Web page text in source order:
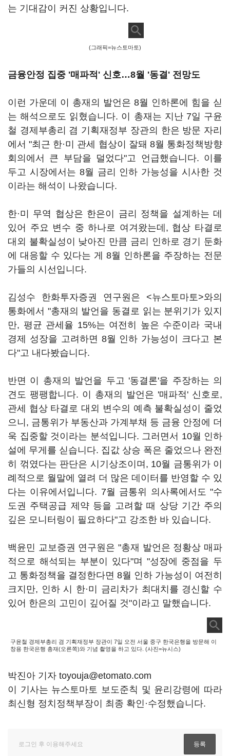
는 기대감이 커진 상황입니다.
(그래픽=뉴스토마토)
금융안정 집중 '매파적' 신호…8월 '동결' 전망도
이런 가운데 이 총재의 발언은 8월 인하론에 힘을 싣
는 해석으로도 읽혔습니다. 이 총재는 지난 7일 구윤
철 경제부총리 겸 기획재정부 장관의 한은 방문 자리
에서 "최근 한·미 관세 협상이 잘돼 8월 통화정책방향
회의에서 큰 부담을 덜었다"고 언급했습니다. 이를
두고 시장에서는 8월 금리 인하 가능성을 시사한 것
이라는 해석이 나왔습니다.
한·미 무역 협상은 한은이 금리 정책을 설계하는 데
있어 주요 변수 중 하나로 여겨왔는데, 협상 타결로
대외 불확실성이 낮아진 만큼 금리 인하로 경기 둔화
에 대응할 수 있다는 게 8월 인하론을 주장하는 전문
가들의 시선입니다.
김성수 한화투자증권 연구원은 <뉴스토마토>와의
통화에서 "총재의 발언을 동결로 읽는 분위기가 있지
만, 평균 관세율 15%는 여전히 높은 수준이라 국내
경제 성장을 고려하면 8월 인하 가능성이 크다고 본
다"고 내다봤습니다.
반면 이 총재의 발언을 두고 '동결론'을 주장하는 의
견도 팽팽합니다. 이 총재의 발언은 '매파적' 신호로,
관세 협상 타결로 대외 변수의 예측 불확실성이 줄었
으니, 금통위가 부동산과 가계부채 등 금융 안정에 더
욱 집중할 것이라는 분석입니다. 그러면서 10월 인하
설에 무게를 싣습니다. 집값 상승 폭은 줄었으나 완전
히 꺾였다는 판단은 시기상조이며, 10월 금통위가 이
례적으로 월말에 열려 더 많은 데이터를 반영할 수 있
다는 이유에서입니다. 7월 금통위 의사록에서도 "수
도권 주택공급 제약 등을 고려할 때 상당 기간 주의
깊은 모니터링이 필요하다"고 강조한 바 있습니다.
백윤민 교보증권 연구원은 "총재 발언은 정황상 매파
적으로 해석되는 부분이 있다"며 "성장에 중점을 두
고 통화정책을 결정한다면 8월 인하 가능성이 여전히
크지만, 인하 시 한·미 금리차가 최대치를 경신할 수
있어 한은의 고민이 깊어질 것"이라고 말했습니다.
구윤철 경제부총리 겸 기획재정부 장관이 7일 오전 서울 중구 한국은행을 방문해 이
창용 한국은행 총재(오른쪽)와 기념 촬영을 하고 있다. (사진=뉴시스)
박진아 기자 toyouja@etomato.com
이 기사는 뉴스토마토 보도준칙 및 윤리강령에 따라
최신형 정치정책부장이 최종 확인·수정했습니다.